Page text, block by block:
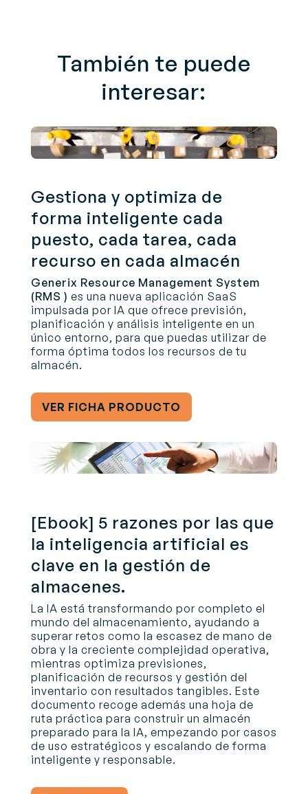
También te puede
interesar:
Gestiona y optimiza de
forma inteligente cada
puesto, cada tarea, cada
recurso en cada almacén
Generix Resource Management System
(RMS ) es una nueva aplicación SaaS
impulsada por IA que ofrece previsión,
planificación y análisis inteligente en un
único entorno, para que puedas utilizar de
forma óptima todos los recursos de tu
almacén.
VER FICHA PRODUCTO
[Ebook] 5 razones por las que
la inteligencia artificial es
clave en la gestión de
almacenes.
La IA está transformando por completo el
mundo del almacenamiento, ayudando a
superar retos como la escasez de mano de
obra y la creciente complejidad operativa,
mientras optimiza previsiones,
planificación de recursos y gestión del
inventario con resultados tangibles. Este
documento recoge además una hoja de
ruta práctica para construir un almacén
preparado para la IA, empezando por casos
de uso estratégicos y escalando de forma
inteligente y responsable.